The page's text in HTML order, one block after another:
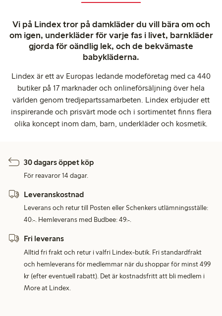
Vi på Lindex tror på damkläder du vill bära om och
om igen, underkläder för varje fas i livet, barnkläder
gjorda för oändlig lek, och de bekvämaste
babykläderna.
Lindex är ett av Europas ledande modeföretag med ca 440
butiker på 17 marknader och onlineförsäljning över hela
världen genom tredjepartssamarbeten. Lindex erbjuder ett
inspirerande och prisvärt mode och i sortimentet finns flera
olika koncept inom dam, barn, underkläder och kosmetik.
30 dagars öppet köp
För reavaror 14 dagar.
Leveranskostnad
Leverans och retur till Posten eller Schenkers utlämningsställe:
40:-. Hemleverans med Budbee: 49:-.
Fri leverans
Alltid fri frakt och retur i valfri Lindex-butik. Fri standardfrakt
och hemleverans för medlemmar när du shoppar för minst 499
kr (efter eventuell rabatt). Det är kostnadsfritt att bli medlem i
More at Lindex.